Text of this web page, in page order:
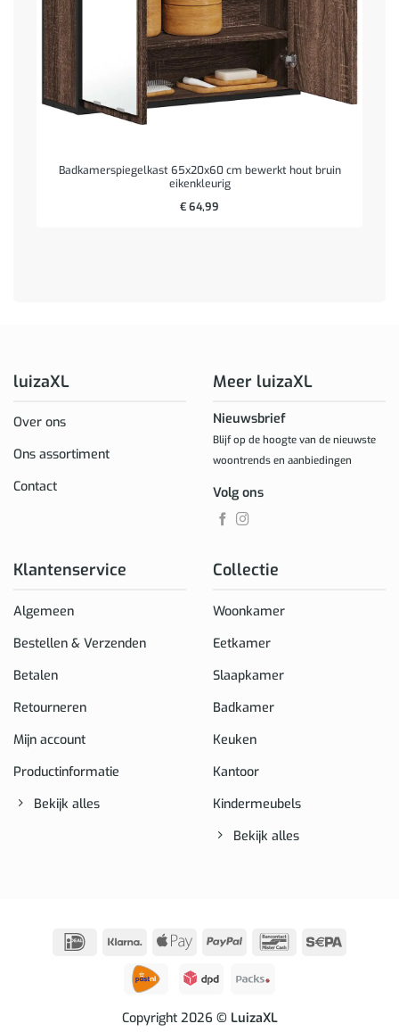
Badkamerspiegelkast 65x20x60 cm bewerkt hout bruin
eikenkleurig
€64,99
luizaXL
Over ons
Ons assortiment
Contact
Klantenservice
Algemeen
Bestellen & Verzenden
Betalen
Retourneren
Mijn account
Productinformatie
Bekijk alles
Collectie
Woonkamer
Eetkamer
Slaapkamer
Badkamer
Keuken
Kantoor
Kindermeubels
Bekijk alles
Meer luizaXL
Nieuwsbrief
Blijf op de hoogte van de nieuwste
woontrends en aanbiedingen
Volg ons
IDeal Klarna
Apple
PayPal Bancontact
Copyright 2026 © LuizaXL